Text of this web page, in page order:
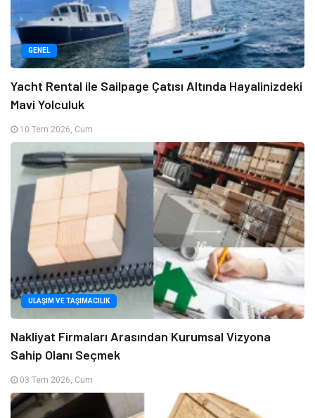
GENEL
Yacht Rental ile Sailpage Çatısı Altında Hayalinizdeki
Mavi Yolculuk
10 Tem 2026, Cum
ULAŞIM VE TAŞIMACILIK
Nakliyat Firmaları Arasından Kurumsal Vizyona
Sahip Olanı Seçmek
03 Tem 2026, Cum